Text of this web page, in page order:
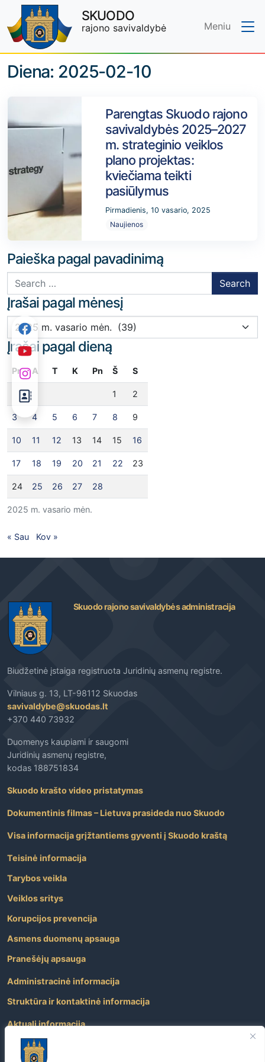
Skip to main content
SKUODO
rajono savivaldybė Meniu
Diena: 2025-02-10
Parengtas Skuodo rajono
savivaldybės 2025–2027
m. strateginio veiklos
plano projektas:
kviečiama teikti
pasiūlymus
Pirmadienis, 10 vasario, 2025
Naujienos
Paieška pagal pavadinimą
Search for:
Įrašai pagal mėnesį
Įrašai pagal mėnesį
Įrašai pagal dieną
2025 m. vasario mėn.
Pr A T K Pn Š S
1 2
3 4 5 6 7 8 9
10 11 12 13 14 15 16
17 18 19 20 21 22 23
24 25 26 27 28
« Sau Kov »
Skuodo rajono savivaldybės administracija
Biudžetinė įstaiga registruota Juridinių asmenų registre.
Vilniaus g. 13, LT-98112 Skuodas
savivaldybe@skuodas.lt
+370 440 73932
Duomenys kaupiami ir saugomi
Juridinių asmenų registre,
kodas 188751834
Skuodo krašto video pristatymas
Dokumentinis filmas – Lietuva prasideda nuo Skuodo
Visa informacija grįžtantiems gyventi į Skuodo kraštą
Teisinė informacija
Tarybos veikla
Veiklos sritys
Korupcijos prevencija
Asmens duomenų apsauga
Pranešėjų apsauga
Administracinė informacija
Struktūra ir kontaktinė informacija
Aktuali informacija
Paslaugos